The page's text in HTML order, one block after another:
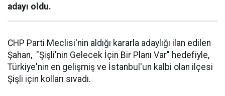
adayı oldu.
CHP Parti Meclisi'nin aldığı kararla adaylığı ilan edilen
Şahan, "Şişli'nin Gelecek İçin Bir Planı Var" hedefiyle,
Türkiye'nin en gelişmiş ve İstanbul'un kalbi olan ilçesi
Şişli için kolları sıvadı.